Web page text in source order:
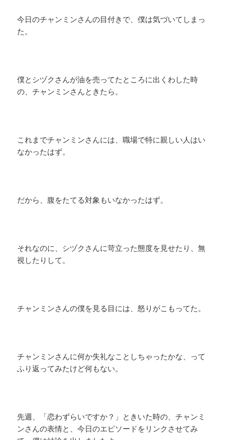
今日のチャンミンさんの目付きで、僕は気づいてしまっ
た。
僕とシヅクさんが油を売ってたところに出くわした時
の、チャンミンさんときたら。
これまでチャンミンさんには、職場で特に親しい人はい
なかったはず。
だから、腹をたてる対象もいなかったはず。
それなのに、シヅクさんに苛立った態度を見せたり、無
視したりして。
チャンミンさんの僕を見る目には、怒りがこもってた。
チャンミンさんに何か失礼なことしちゃったかな、って
ふり返ってみたけど何もない。
先週、「恋わずらいですか？」ときいた時の、チャンミ
ンさんの表情と、今日のエピソードをリンクさせてみ